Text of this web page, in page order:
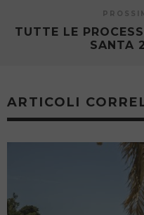
TUTTE LE
SANTA
ARTICOLI